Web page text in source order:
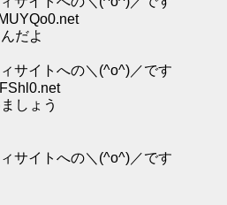
だよ
サイトへの＼(^o^)／です
しょう
サイトへの＼(^o^)／です